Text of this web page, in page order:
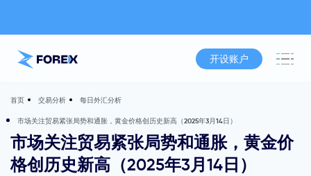
开设账户
首页 交易分析 每日外汇分析
市场关注贸易紧张局势和通胀，黄金价格创历史新高（2025年3月14日）
市场关注贸易紧张局势和通胀，黄金价
格创历史新高（2025年3月14日）